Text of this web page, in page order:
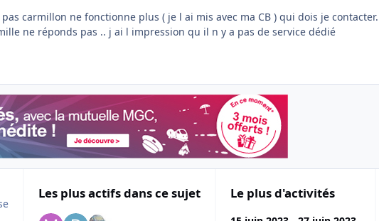
carmillon ne fonctionne plus ( je l ai mis avec ma CB ) qui dois je
ne réponds pas .. j ai l impression qu il n y a pas de service dédié
Les plus actifs dans ce sujet Le plus d'activités